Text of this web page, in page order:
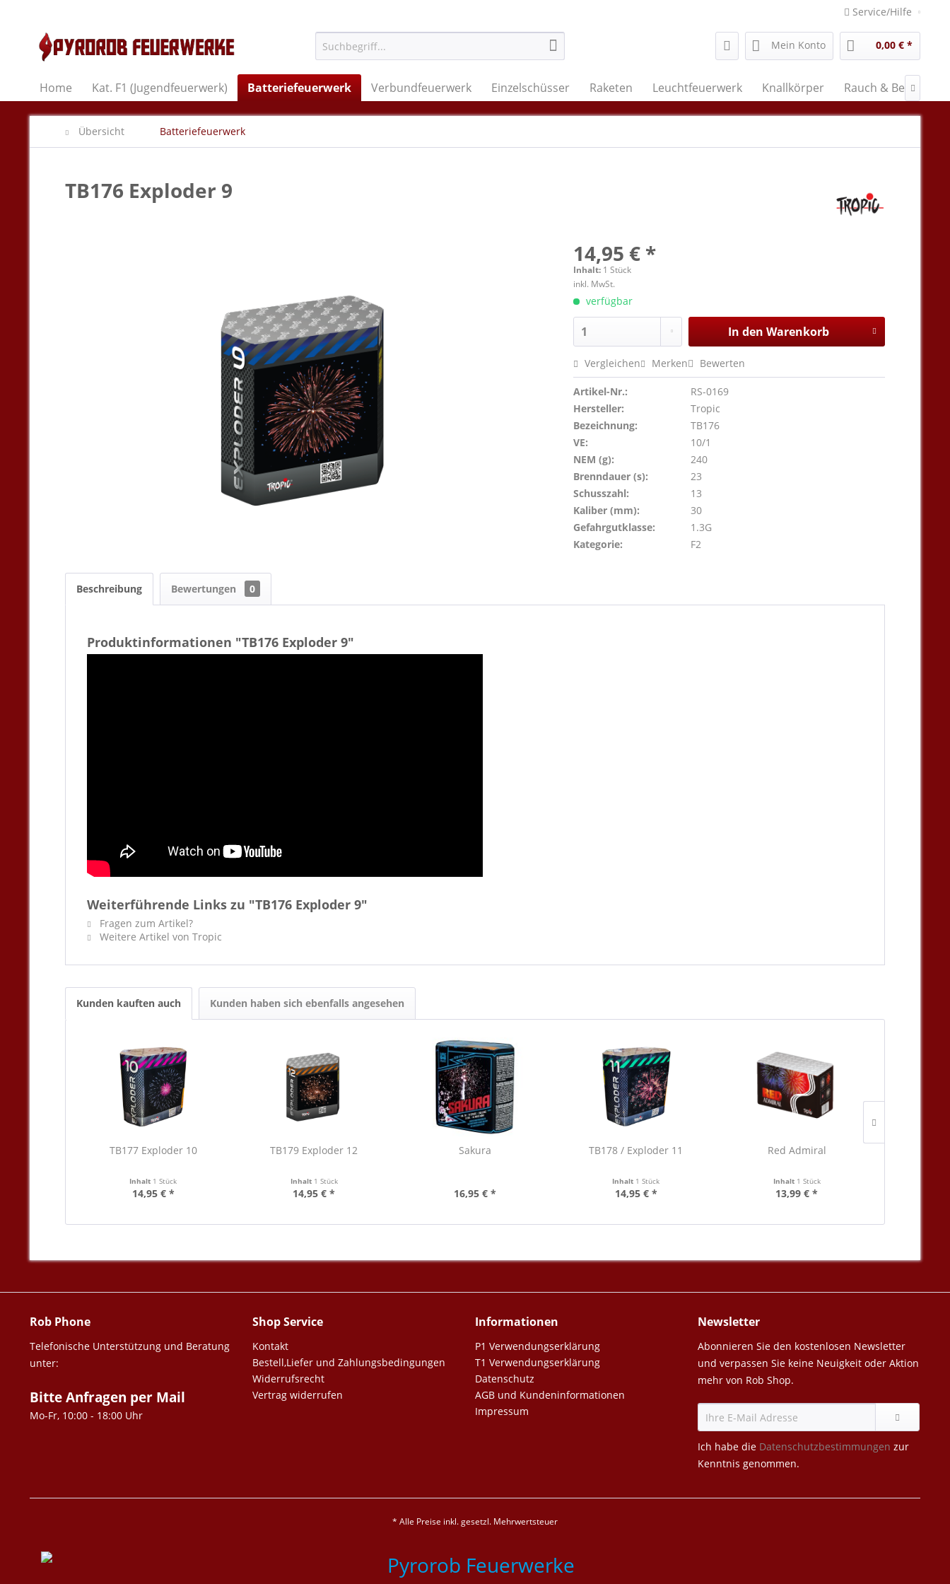
Service/Hilfe
Mein Konto 0,00 € *
Home Kat. F1 (Jugendfeuerwerk) Batteriefeuerwerk Verbundfeuerwerk Einzelschüsser Raketen Leuchtfeuerwerk Knallkörper Rauch & Bengal

Übersicht Batteriefeuerwerk
TB176 Exploder 9
14,95 € *
Inhalt: 1 Stück
inkl. MwSt.
verfügbar
In den Warenkorb
Vergleichen Merken Bewerten
Artikel-Nr.:
RS-0169
Hersteller:
Tropic
Bezeichnung:
TB176
VE:
10/1
NEM (g):
240
Brenndauer (s):
23
Schusszahl:
13
Kaliber (mm):
30
Gefahrgutklasse:
1.3G
Kategorie:
F2
Beschreibung Bewertungen 0
Produktinformationen "TB176 Exploder 9"
Weiterführende Links zu "TB176 Exploder 9"
Fragen zum Artikel?
Weitere Artikel von Tropic
Kunden kauften auch Kunden haben sich ebenfalls angesehen
TB177 Exploder 10
Inhalt 1 Stück
14,95 € *
TB179 Exploder 12
Inhalt 1 Stück
14,95 € *
Sakura
16,95 € *
TB178 / Exploder 11
Inhalt 1 Stück
14,95 € *
Red Admiral
Inhalt 1 Stück
13,99 € *
Rob Phone
Telefonische Unterstützung und Beratung
unter:
Bitte Anfragen per Mail
Mo-Fr, 10:00 - 18:00 Uhr
Shop Service
Kontakt
Bestell,Liefer und Zahlungsbedingungen
Widerrufsrecht
Vertrag widerrufen
Informationen
P1 Verwendungserklärung
T1 Verwendungserklärung
Datenschutz
AGB und Kundeninformationen
Impressum
Newsletter
Abonnieren Sie den kostenlosen Newsletter
und verpassen Sie keine Neuigkeit oder Aktion
mehr von Rob Shop.
Ich habe die Datenschutzbestimmungen zur
Kenntnis genommen.
* Alle Preise inkl. gesetzl. Mehrwertsteuer